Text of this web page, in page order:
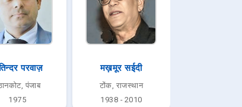
परवाज़
पंजाब
1975
मख़मूर सईदी
टोंक, राजस्थान
1938 - 2010